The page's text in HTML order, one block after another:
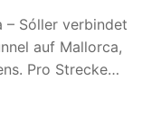
– Sóller verbindet
auf Mallorca,
Pro Strecke…